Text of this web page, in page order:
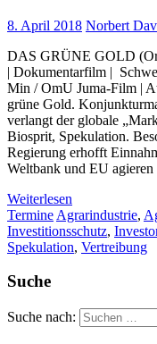
8. April 2018 Norbert
DAS GRÜNE GOLD
| Dokumentarfilm |
Min / OmU Juma-Film |
grüne Gold.
verlangt der globale
Biosprit, Spekulation.
Regierung erhofft
Weltbank und EU agieren
Weiterlesen
Termine Agrarindustrie,
Investitionsschutz,
Spekulation, Vertreibung
Suche
Suche nach: